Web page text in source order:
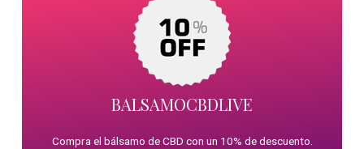
BALSAMOCBDLIVE
Compra el bálsamo de CBD con un 10% de descuento.